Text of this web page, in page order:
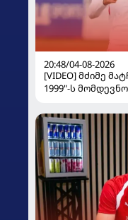
20:48/04-08-2026
[VIDEO] მძიმე
1999"-ს